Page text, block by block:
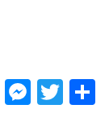
E M T